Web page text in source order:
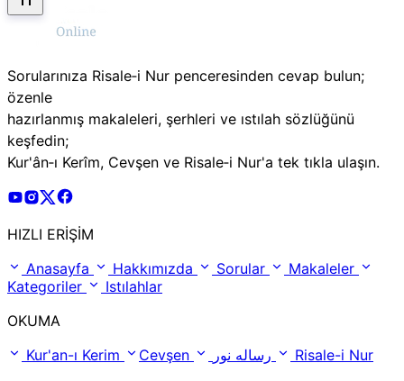
Sorularınıza Risale‑i Nur penceresinden cevap bulun;
özenle
hazırlanmış makaleleri, şerhleri ve ıstılah sözlüğünü
keşfedin;
Kur'ân‑ı Kerîm, Cevşen ve Risale‑i Nur'a tek tıkla ulaşın.
Risale Online Youtube Hesabı
Risale Online Instagram Hesabı
Risale Online X Hesabı
HIZLI ERİŞİM
Anasayfa
Hakkımızda Sorular
Makaleler
Kategoriler
Istılahlar
OKUMA
Kur'an-ı Kerim
Cevşen
Risale-i Nur